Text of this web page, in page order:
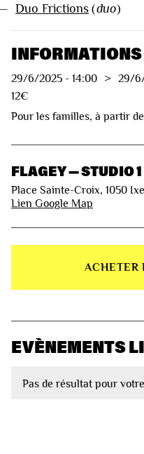
Duo Frictions (duo)
29/6/2025 - 14:00 > 29/
12€
Pour les familles, à partir
FLAGEY — STUDIO 1
Place Sainte-Croix, 1050
Lien Google Map
ACHETER
EVÈNEMENTS
Pas de résultat pour